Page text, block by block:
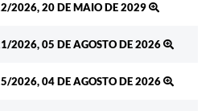
2026, 20 DE MAIO DE 2029
2026, 05 DE AGOSTO DE 2026
2026, 04 DE AGOSTO DE 2026